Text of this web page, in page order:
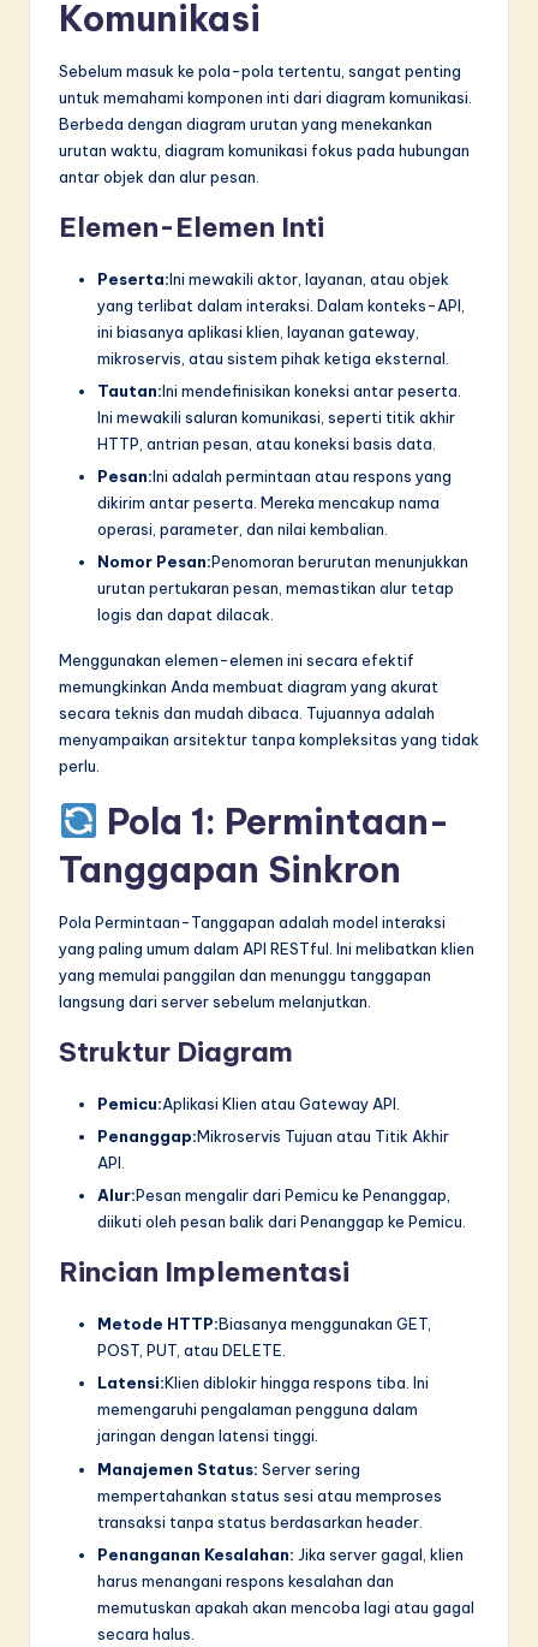
o
Komunikasi
Sebelum masuk ke pola-pola tertentu, sangat penting
untuk memahami komponen inti dari diagram komunikasi.
Berbeda dengan diagram urutan yang menekankan
urutan waktu, diagram komunikasi fokus pada hubungan
antar objek dan alur pesan.
Elemen-Elemen Inti
Peserta:Ini mewakili aktor, layanan, atau objek
yang terlibat dalam interaksi. Dalam konteks-API,
ini biasanya aplikasi klien, layanan gateway,
mikroservis, atau sistem pihak ketiga eksternal.
Tautan:Ini mendefinisikan koneksi antar peserta.
Ini mewakili saluran komunikasi, seperti titik akhir
HTTP, antrian pesan, atau koneksi basis data.
Pesan:Ini adalah permintaan atau respons yang
dikirim antar peserta. Mereka mencakup nama
operasi, parameter, dan nilai kembalian.
Nomor Pesan:Penomoran berurutan menunjukkan
urutan pertukaran pesan, memastikan alur tetap
logis dan dapat dilacak.
Menggunakan elemen-elemen ini secara efektif
memungkinkan Anda membuat diagram yang akurat
secara teknis dan mudah dibaca. Tujuannya adalah
menyampaikan arsitektur tanpa kompleksitas yang tidak
perlu.
Pola 1: Permintaan-
Tanggapan Sinkron
Pola Permintaan-Tanggapan adalah model interaksi
yang paling umum dalam API RESTful. Ini melibatkan klien
yang memulai panggilan dan menunggu tanggapan
langsung dari server sebelum melanjutkan.
Struktur Diagram
Pemicu:Aplikasi Klien atau Gateway API.
Penanggap:Mikroservis Tujuan atau Titik Akhir
API.
Alur:Pesan mengalir dari Pemicu ke Penanggap,
diikuti oleh pesan balik dari Penanggap ke Pemicu.
Rincian Implementasi
Metode HTTP:Biasanya menggunakan GET,
POST, PUT, atau DELETE.
Latensi:Klien diblokir hingga respons tiba. Ini
memengaruhi pengalaman pengguna dalam
jaringan dengan latensi tinggi.
Manajemen Status: Server sering
mempertahankan status sesi atau memproses
transaksi tanpa status berdasarkan header.
Penanganan Kesalahan: Jika server gagal, klien
harus menangani respons kesalahan dan
memutuskan apakah akan mencoba lagi atau gagal
secara halus.